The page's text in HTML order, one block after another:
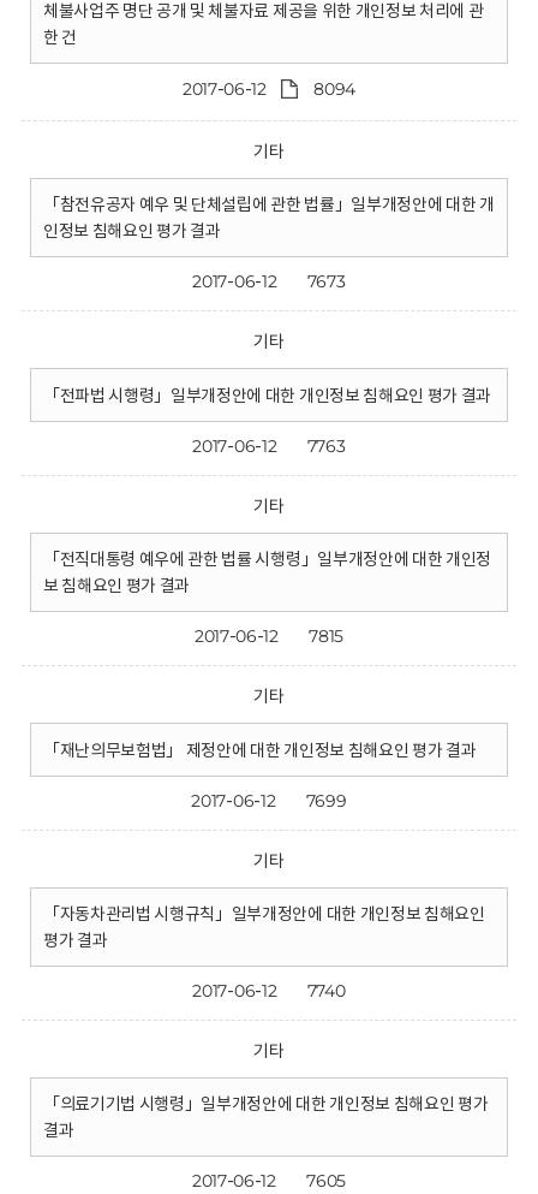
체불사업주 명단 공개 및 체불자료 제공을 위한 개인정보 처리에 관
한 건
2017-06-12 8094
기타
「참전유공자 예우 및 단체설립에 관한 법률」일부개정안에 대한 개
인정보 침해요인 평가 결과
2017-06-12 7673
기타
「전파법 시행령」일부개정안에 대한 개인정보 침해요인 평가 결과
2017-06-12 7763
기타
「전직대통령 예우에 관한 법률 시행령」일부개정안에 대한 개인정
보 침해요인 평가 결과
2017-06-12 7815
기타
「재난의무보험법」 제정안에 대한 개인정보 침해요인 평가 결과
2017-06-12 7699
기타
「자동차관리법 시행규칙」일부개정안에 대한 개인정보 침해요인
평가 결과
2017-06-12 7740
기타
「의료기기법 시행령」일부개정안에 대한 개인정보 침해요인 평가
결과
2017-06-12 7605